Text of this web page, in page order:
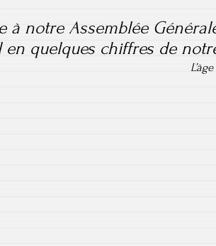
à notre Assemblée
en quelques chiffres de